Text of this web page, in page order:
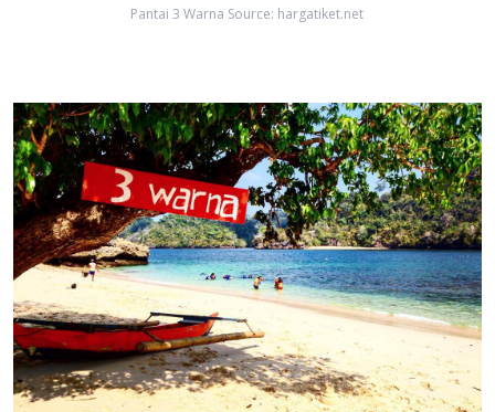
Pantai 3 Warna Source: hargatiket.net